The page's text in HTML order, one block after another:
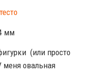
мм
(или просто
меня овальная